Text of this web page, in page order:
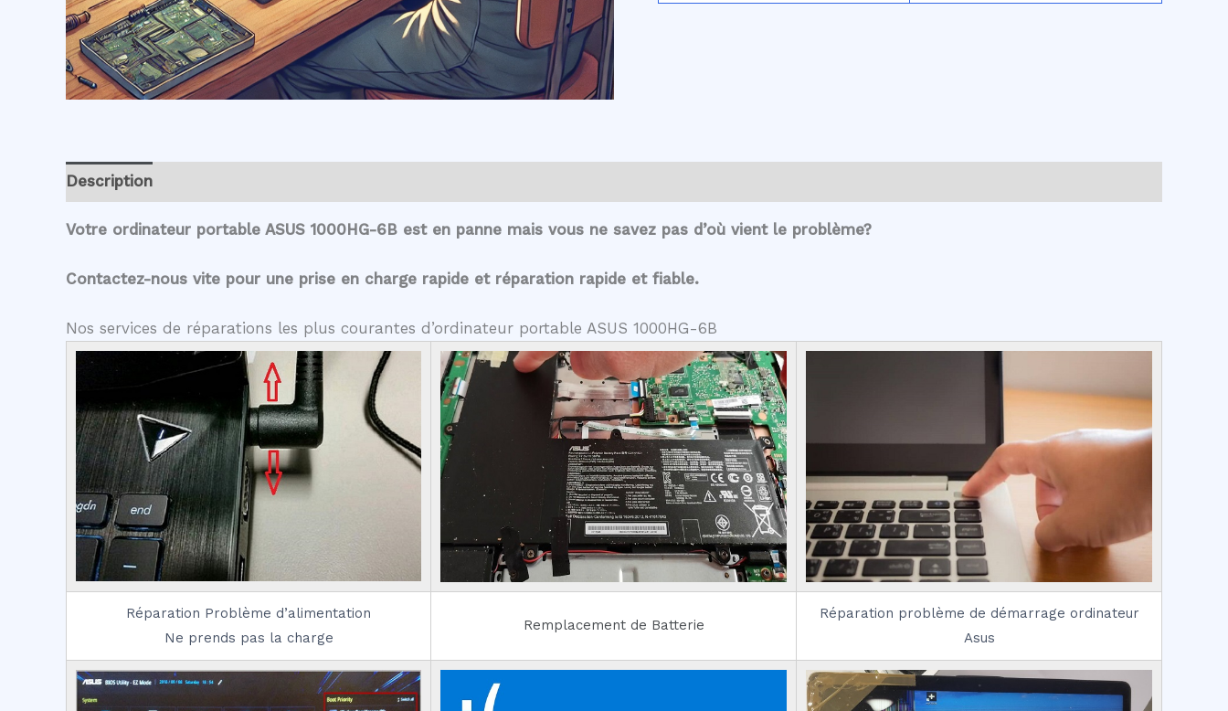
Description
Votre ordinateur portable ASUS 1000HG-6B est en panne mais vous ne savez pas d’où vient le problème?
Contactez-nous vite pour une prise en charge rapide et réparation rapide et fiable.
Nos services de réparations les plus courantes d’ordinateur portable ASUS 1000HG-6B
Réparation Problème d’alimentation
Ne prends pas la charge
Remplacement de Batterie
Réparation problème de démarrage ordinateur
Asus